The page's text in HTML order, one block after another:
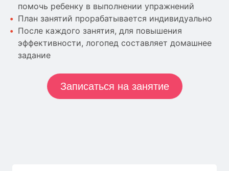
помочь ребенку в выполнении упражнений
План занятий прорабатывается индивидуально
После каждого занятия, для повышения
эффективности, логопед составляет домашнее
задание
Записаться на занятие